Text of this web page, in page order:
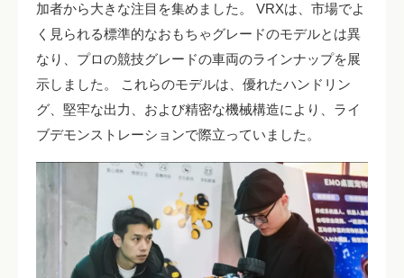
加者から大きな注目を集めました。 VRXは、市場でよ
く見られる標準的なおもちゃグレードのモデルとは異
なり、プロの競技グレードの車両のラインナップを展
示しました。 これらのモデルは、優れたハンドリン
グ、堅牢な出力、および精密な機械構造により、ライ
ブデモンストレーションで際立っていました。